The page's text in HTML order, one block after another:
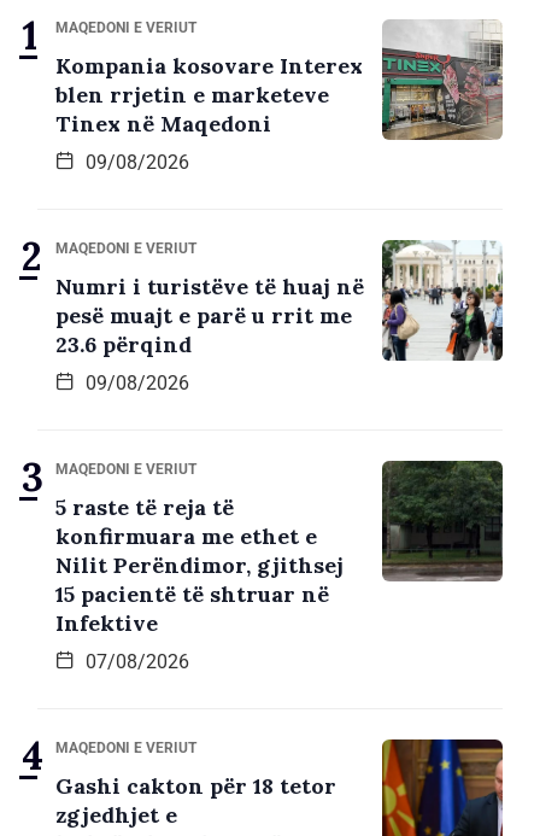
MAQEDONI E VERIUT
Kompania kosovare Interex
blen rrjetin e marketeve
Tinex në Maqedoni
09/08/2026
MAQEDONI E VERIUT
Numri i turistëve të huaj në
pesë muajt e parë u rrit me
23.6 përqind
09/08/2026
MAQEDONI E VERIUT
5 raste të reja të
konfirmuara me ethet e
Nilit Perëndimor, gjithsej
15 pacientë të shtruar në
Infektive
07/08/2026
MAQEDONI E VERIUT
Gashi cakton për 18 tetor
zgjedhjet e